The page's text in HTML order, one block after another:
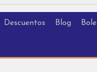
Descuentos Blog